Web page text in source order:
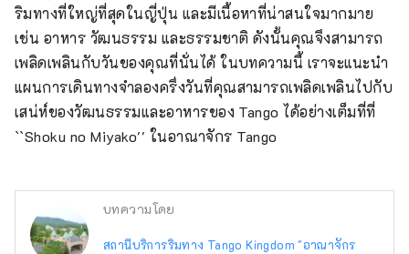
ริมทางที่ใหญ่ที่สุดในญี่ปุ่น และมีเนื้อหาที่น่าสนใจมากมาย
เช่น อาหาร วัฒนธรรม และธรรมชาติ ดังนั้นคุณจึงสามารถ
เพลิดเพลินกับวันของคุณที่นั่นได้ ในบทความนี้ เราจะแนะนำ
แผนการเดินทางจำลองครึ่งวันที่คุณสามารถเพลิดเพลินไปกับ
เสน่ห์ของวัฒนธรรมและอาหารของ Tango ได้อย่างเต็มที่ที่
``Shoku no Miyako'' ในอาณาจักร Tango
บทความโดย
สถานีบริการริมทาง Tango Kingdom "อาณาจักร